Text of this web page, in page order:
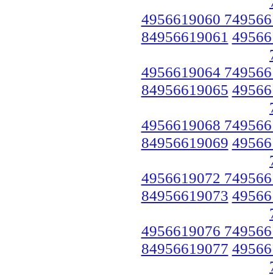
4956619060
84956619061
4956619064
84956619065
4956619068
84956619069
4956619072
84956619073
4956619076
84956619077